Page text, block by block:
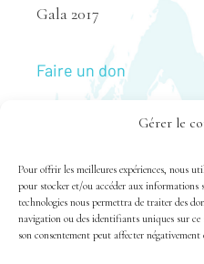
Gérer le
Pour offrir les meilleures expériences, nous
pour stocker et/ou accéder aux informations
technologies nous permettra de traiter des
navigation ou des identifiants uniques sur
son consentement peut affecter
Gala 2017
Faire un don